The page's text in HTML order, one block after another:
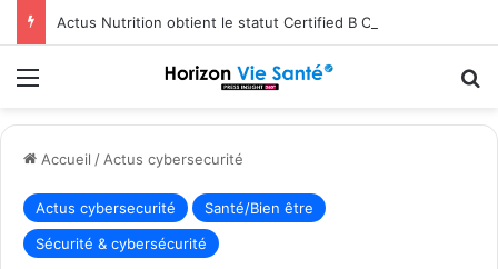
Actus Nutrition obtient le statut Certified B Corporation™
Menu
Accueil /Actus cybersecurité
Actus cybersecurité
Santé/Bien être
Sécurité & cybersécurité